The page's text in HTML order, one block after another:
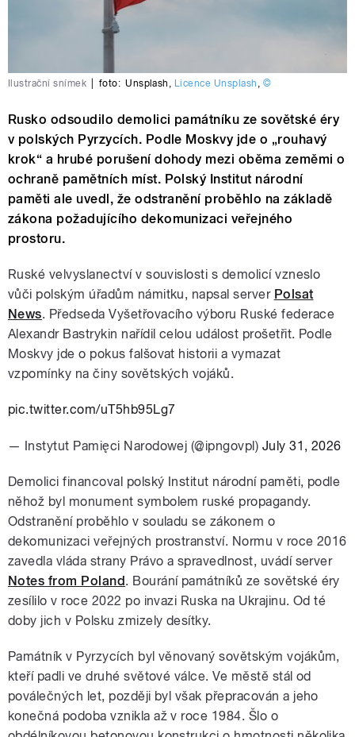
Ilustrační snímek foto: Unsplash , Licence Unsplash , ©
Rusko odsoudilo demolici památníku ze sovětské éry
v polských Pyrzycích. Podle Moskvy jde o „rouhavý
krok“ a hrubé porušení dohody mezi oběma zeměmi o
ochraně pamětních míst. Polský Institut národní
paměti ale uvedl, že odstranění proběhlo na základě
zákona požadujícího dekomunizaci veřejného
prostoru.
Ruské velvyslanectví v souvislosti s demolicí vzneslo
vůči polským úřadům námitku, napsal server Polsat
News. Předseda Vyšetřovacího výboru Ruské federace
Alexandr Bastrykin nařídil celou událost prošetřit. Podle
Moskvy jde o pokus falšovat historii a vymazat
vzpomínky na činy sovětských vojáků.
pic.twitter.com/uT5hb95Lg7
— Instytut Pamięci Narodowej (@ipngovpl) July 31, 2026
Demolici financoval polský Institut národní paměti, podle
něhož byl monument symbolem ruské propagandy.
Odstranění proběhlo v souladu se zákonem o
dekomunizaci veřejných prostranství. Normu v roce 2016
zavedla vláda strany Právo a spravedlnost, uvádí server
Notes from Poland. Bourání památníků ze sovětské éry
zesílilo v roce 2022 po invazi Ruska na Ukrajinu. Od té
doby jich v Polsku zmizely desítky.
Památník v Pyrzycích byl věnovaný sovětským vojákům,
kteří padli ve druhé světové válce. Ve městě stál od
poválečných let, později byl však přepracován a jeho
konečná podoba vznikla až v roce 1984. Šlo o